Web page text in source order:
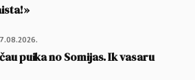
puika no Somijas. Ik vasaru